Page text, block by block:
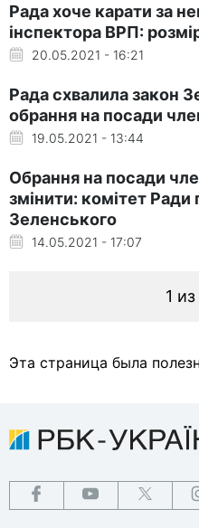
Рада хоче карати за
інспектора ВРП:
20.05.2021 - 16:21
Рада схвалила закон
обрання на посади
19.05.2021 - 13:44
Обрання на посади
змінити: комітет Ради
Зеленського
14.05.2021 - 17:07
1
Эта страница была